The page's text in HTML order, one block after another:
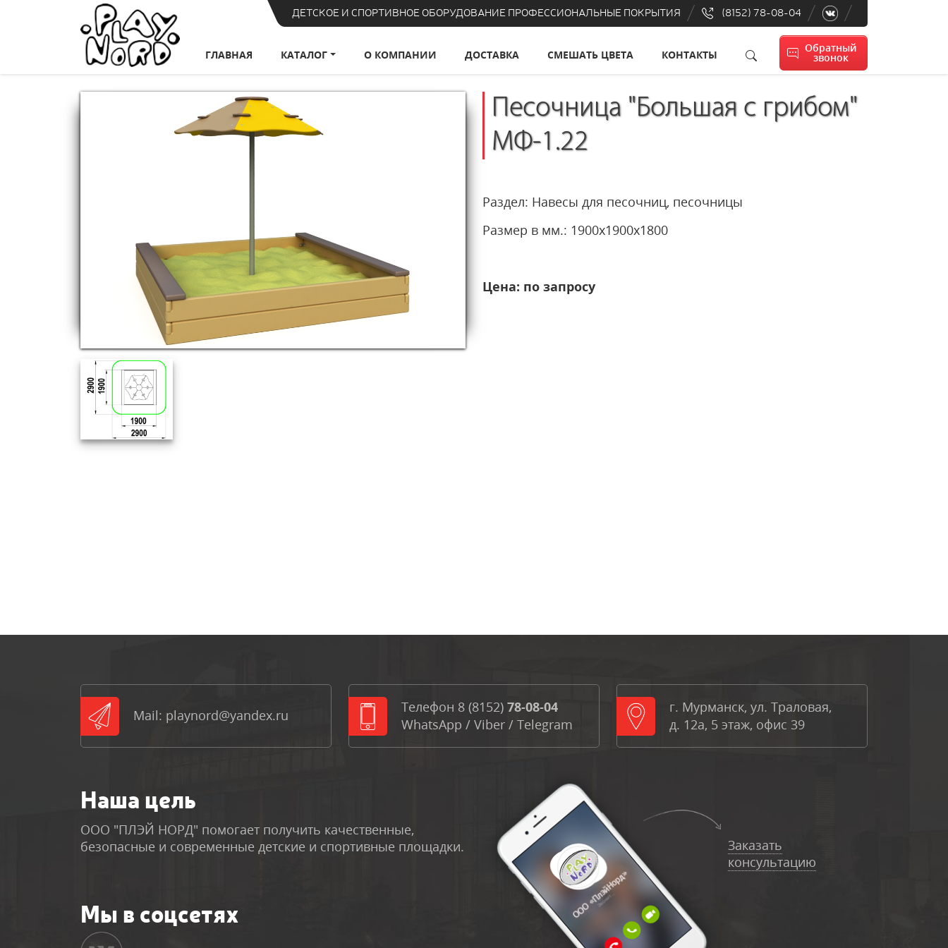
ДЕТСКОЕ И СПОРТИВНОЕ ОБОРУДОВАНИЕ ПРОФЕССИОНАЛЬНЫЕ ПОКРЫТИЯ (8152) 78-08-04
ГЛАВНАЯ КАТАЛОГ О КОМПАНИИ ДОСТАВКА СМЕШАТЬ ЦВЕТА КОНТАКТЫ Обратный
звонок
Песочница "Большая с грибом"
МФ-1.22
Раздел: Навесы для песочниц, песочницы
Размер в мм.: 1900х1900х1800
Цена: по запросу
Mail: playnord@yandex.ru Телефон 8 (8152) 78-08-04
WhatsApp / Viber / Telegram
г. Мурманск, ул. Траловая,
д. 12а, 5 этаж, офис 39
Наша цель
ООО "ПЛЭЙ НОРД" помогает получить качественные,
безопасные и современные детские и спортивные площадки.
Мы в соцсетях
Заказать
консультацию